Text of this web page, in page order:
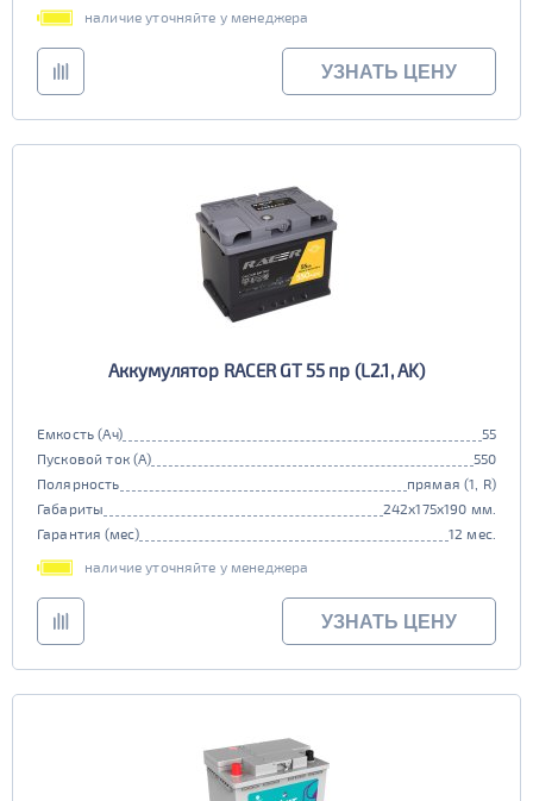
наличие уточняйте у менеджера
УЗНАТЬ ЦЕНУ
Аккумулятор RACER GT 55 пр (L2.1, AK)
Емкость (Ач)
55
Пусковой ток (А)
550
Полярность
прямая (1, R)
Габариты
242x175x190 мм.
Гарантия (мес)
12 мес.
наличие уточняйте у менеджера
УЗНАТЬ ЦЕНУ